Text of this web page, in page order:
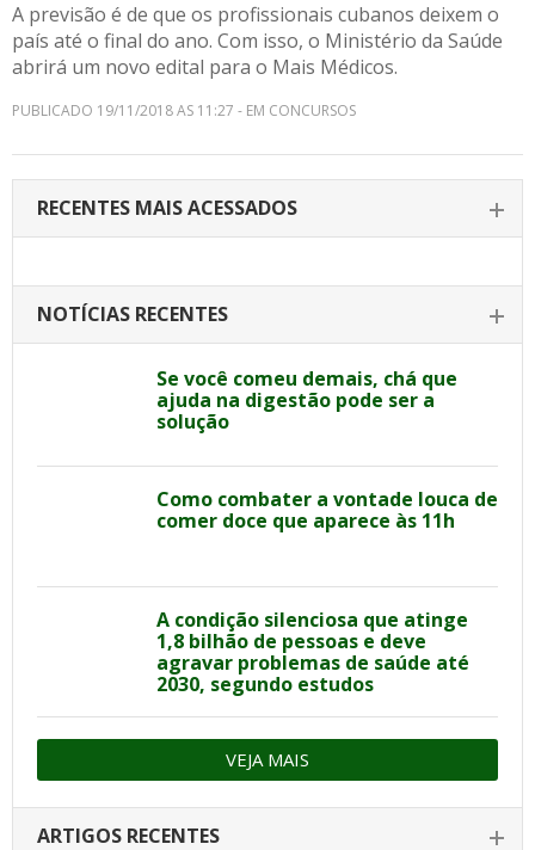
A previsão é de que os profissionais cubanos deixem o
país até o final do ano. Com isso, o Ministério da Saúde
abrirá um novo edital para o Mais Médicos.
PUBLICADO 19/11/2018 AS 11:27 - EM CONCURSOS
RECENTES MAIS ACESSADOS
NOTÍCIAS RECENTES
Se você comeu demais, chá que
ajuda na digestão pode ser a
solução
Como combater a vontade louca de
comer doce que aparece às 11h
A condição silenciosa que atinge
1,8 bilhão de pessoas e deve
agravar problemas de saúde até
2030, segundo estudos
VEJA MAIS
ARTIGOS RECENTES